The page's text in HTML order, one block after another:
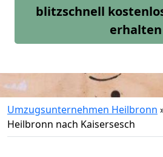
blitzschnell
erhalten
Umzugsunternehmen Heilbronn
Heilbronn nach Kaisersesch